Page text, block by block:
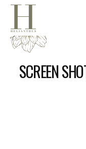
SCREEN